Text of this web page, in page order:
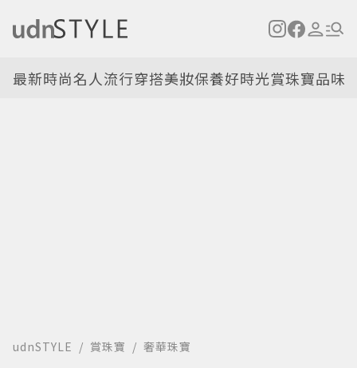
最新時尚名人流行穿搭美妝保養好時光賞珠寶品味
udnSTYLE 賞珠寶 奢華珠寶